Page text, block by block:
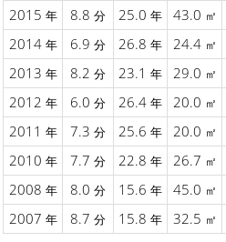
2015 年 8.8 分 25.0 年 43.0 ㎡
2014 年 6.9 分 26.8 年 24.4 ㎡
2013 年 8.2 分 23.1 年 29.0 ㎡
2012 年 6.0 分 26.4 年 20.0 ㎡
2011 年 7.3 分 25.6 年 20.0 ㎡
2010 年 7.7 分 22.8 年 26.7 ㎡
2008 年 8.0 分 15.6 年 45.0 ㎡
2007 年 8.7 分 15.8 年 32.5 ㎡